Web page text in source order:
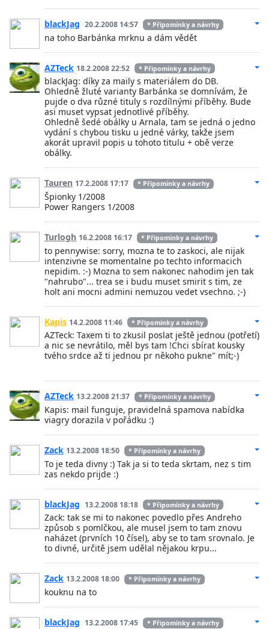
blackJag 20.2.2008 14:57 * Připomínky a návrhy
na toho Barbánka mrknu a dám vědět
AZTeck 18.2.2008 22:52 * Připomínky a návrhy
blackJag: díky za maily s materiálem do DB.
Ohledně žluté varianty Barbánka se domnívám, že
pujde o dva různé tituly s rozdílnými příběhy. Bude
asi muset vypsat jednotlivé příběhy.
Ohledně šedé obálky u Arnala, tam se jedná o jedno
vydání s chybou tisku u jedné várky, takže jsem
akorát upravil popis u tohoto titulu + obě verze
obálky.
Tauren 17.2.2008 17:17 * Připomínky a návrhy
Špionky 1/2008
Power Rangers 1/2008
Turlogh 16.2.2008 16:17 * Připomínky a návrhy
to pennywise: sorry, mozna te to zaskoci, ale nijak
intenzivne se momentalne po techto informacich
nepidim. :-) Mozna to sem nakonec nahodim jen tak
"nahrubo"... trea se i budu muset smirit s tim, ze
holt ani mocni admini nemuzou vedet vsechno. ;-)
Kapis 14.2.2008 11:46 * Připomínky a návrhy
AZTeck: Taxem ti to zkusil poslat ještě jednou (potřetí)
a nic se nevrátilo, měl bys tam !Chci sbírat kousky
tvého srdce až ti jednou pr někoho pukne" mít;-)
AZTeck 13.2.2008 21:37 * Připomínky a návrhy
Kapis: mail funguje, pravidelná spamova nabídka
viagry dorazila v pořádku :)
Zack 13.2.2008 18:50 * Připomínky a návrhy
To je teda divny :) Tak ja si to teda skrtam, nez s tim
zas nekdo prijde :)
blackJag 13.2.2008 18:18 * Připomínky a návrhy
Zack: tak se mi to nakonec povedlo přes Andreho
způsob s pomlčkou, ale musel jsem to tam znovu
naházet (prvních 10 čísel), aby se to tam srovnalo. Je
to divné, určitě jsem udělal nějakou krpu...
Zack 13.2.2008 18:00 * Připomínky a návrhy
kouknu na to
blackJag 13.2.2008 17:45 * Připomínky a návrhy